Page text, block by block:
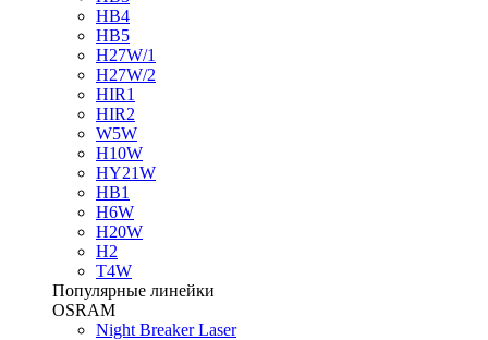
HB4
HB5
H27W/1
H27W/2
HIR1
HIR2
W5W
H10W
HY21W
HB1
H6W
H20W
H2
T4W
Популярные линейки
OSRAM
Night Breaker Laser